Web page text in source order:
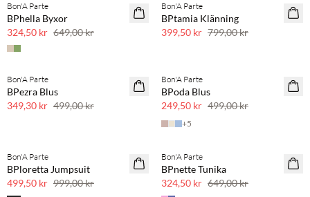
SAVE20
50 % rabatt
Bon'A Parte
BPhella Byxor
324,50 kr 649,00 kr
SAVE20
Bon'A Parte
BPtamia Klänning
399,50 kr 799,00 kr
SAVE20
Bon'A Parte
BPezra Blus
349,30 kr 499,00 kr
SAVE20
Bon'A Parte
BPoda Blus
249,50 kr 499,00 kr
+5
SAVE20
Bon'A Parte
BPloretta Jumpsuit
499,50 kr 999,00 kr
SAVE20
Bon'A Parte
BPnette Tunika
324,50 kr 649,00 kr